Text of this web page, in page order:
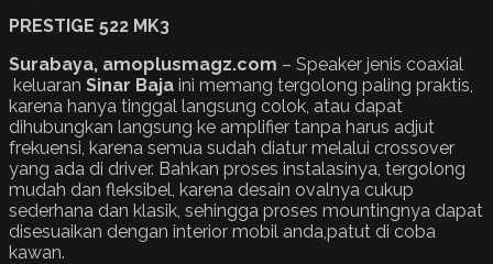
PRESTIGE 522 MK3
Surabaya, amoplusmagz.com – Speaker jenis coaxial
keluaran Sinar Baja ini memang tergolong paling praktis,
karena hanya tinggal langsung colok, atau dapat
dihubungkan langsung ke amplifier tanpa harus adjut
frekuensi, karena semua sudah diatur melalui crossover
yang ada di driver. Bahkan proses instalasinya, tergolong
mudah dan fleksibel, karena desain ovalnya cukup
sederhana dan klasik, sehingga proses mountingnya dapat
disesuaikan dengan interior mobil anda,patut di coba
kawan.